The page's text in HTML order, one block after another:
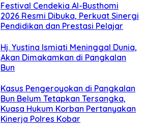
Festival Cendekia Al-Busthomi
2026 Resmi Dibuka, Perkuat Sinergi
Pendidikan dan Prestasi Pelajar
Hj. Yustina Ismiati Meninggal Dunia,
Akan Dimakamkan di Pangkalan
Bun
Kasus Pengeroyokan di Pangkalan
Bun Belum Tetapkan Tersangka,
Kuasa Hukum Korban Pertanyakan
Kinerja Polres Kobar